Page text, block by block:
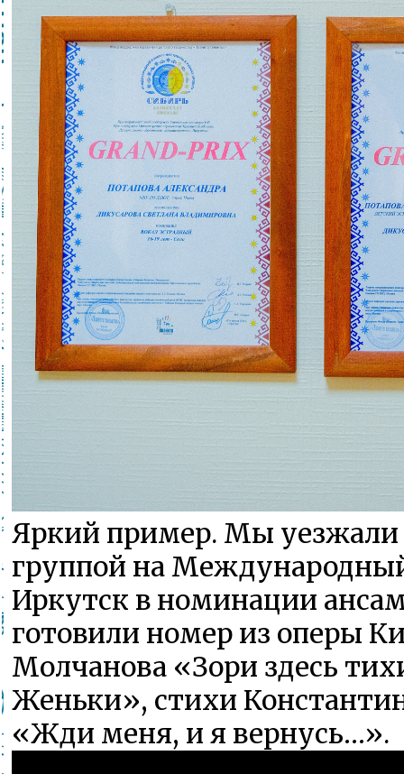
Яркий пример. Мы уезжали
группой на
Иркутск в номинации
готовили номер из оперы
Молчанова «Зори здесь
Женьки», стихи
«Жди меня, и я вернусь…».